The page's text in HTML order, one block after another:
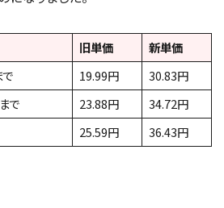
旧単価
新単価
19.99円
30.83円
で
23.88円
34.72円
25.59円 36.43円